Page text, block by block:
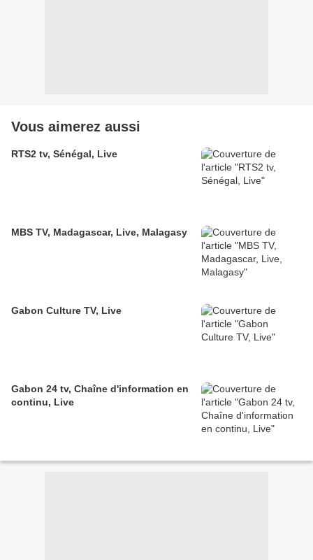
Vous aimerez aussi
RTS2 tv, Sénégal, Live
MBS TV, Madagascar, Live, Malagasy
Gabon Culture TV, Live
Gabon 24 tv, Chaîne d'information en
continu, Live